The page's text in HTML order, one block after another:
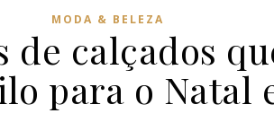
MODA & BELEZA
de calçados
para o Natal